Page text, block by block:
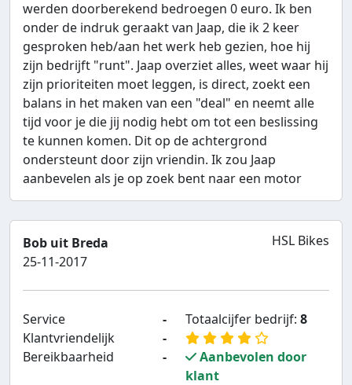
werden doorberekend bedroegen 0 euro. Ik ben
onder de indruk geraakt van Jaap, die ik 2 keer
gesproken heb/aan het werk heb gezien, hoe hij
zijn bedrijft "runt". Jaap overziet alles, weet waar hij
zijn prioriteiten moet leggen, is direct, zoekt een
balans in het maken van een "deal" en neemt alle
tijd voor je die jij nodig hebt om tot een beslissing
te kunnen komen. Dit op de achtergrond
ondersteunt door zijn vriendin. Ik zou Jaap
aanbevelen als je op zoek bent naar een motor
Bob uit Breda
25-11-2017
HSL Bikes
Service
-
Klantvriendelijk
-
Bereikbaarheid
-
Totaalcijfer bedrijf: 8
Aanbevolen door
klant